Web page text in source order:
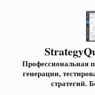
Профессиональная
генерации,
стратегий.